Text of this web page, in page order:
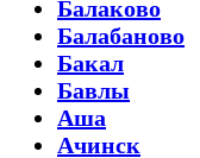
Балаково
Балабаново
Бакал
Бавлы
Аша
Ачинск